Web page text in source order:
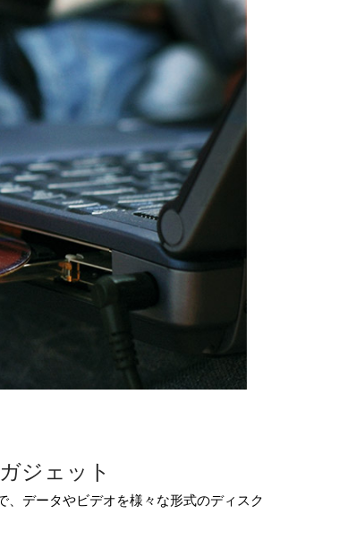
ジェット
、データやビデオを様々な形式のディスク